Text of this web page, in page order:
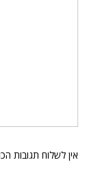
אין לשלוח תגובות